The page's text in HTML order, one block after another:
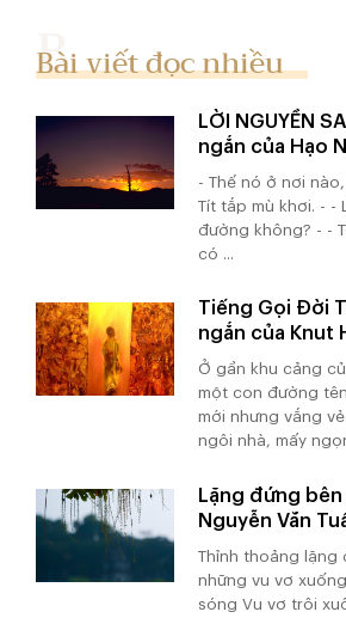
Bài viết đọc nhiều
LỜI NGUYỀN
ngắn của Hạo
- Thế nó ở nơi
Tít tắp mù khơi. - -
đường không? - -
có ...
Tiếng Gọi Đời
ngắn của Knut
Ở gần khu cảng
một con đường
mới nhưng vắng
ngôi nhà, mấy
Lặng đứng
Nguyễn Văn
Thỉnh thoảng lặng
những vu vơ
sóng Vu vơ trôi